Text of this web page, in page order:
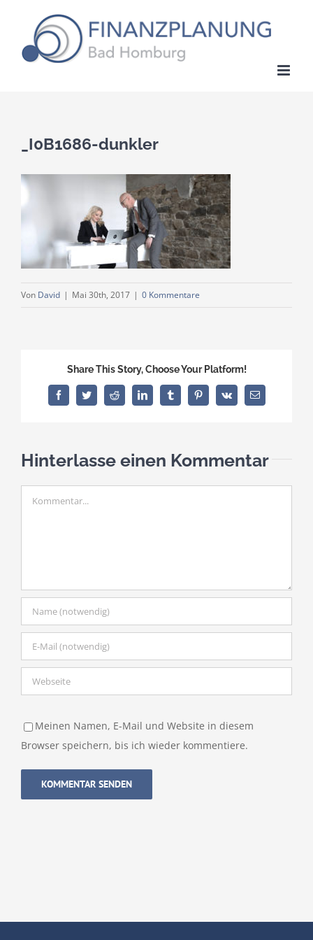
springen
_I0B1686-dunkler
Von David | Mai 30th, 2017 | 0 Kommentare
Share This Story, Choose Your Platform!
FacebookTwitterReddit LinkedInTumblrPinterestVk
E-
Mail
Hinterlasse einen Kommentar
Meinen Namen, E-Mail und Website in diesem
Browser speichern, bis ich wieder kommentiere.